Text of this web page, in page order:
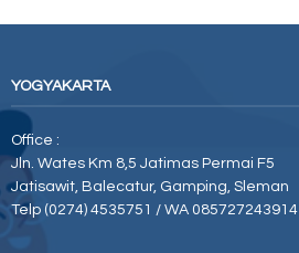
YOGYAKARTA
Office :
Jln. Wates Km 8,5 Jatimas Permai F5
Jatisawit, Balecatur, Gamping, Sleman
Telp (0274) 4535751 / WA 085727243914